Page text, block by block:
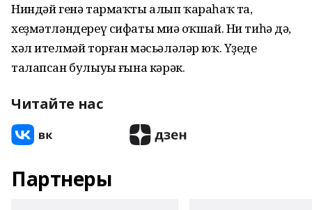
Ниндәй генә тармаҡты алып ҡараһаҡ та,
хеҙмәтләндереү сифаты миңә оҡшай. Ни тиһәң дә,
хәл ителмәй торған мәсьәләләр юҡ. Үҙеңдең
талапсан булыуың ғына кәрәк.
Читайте нас
Партнеры